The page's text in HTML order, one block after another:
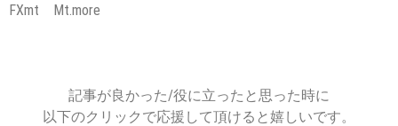
FXmt Mt.more
記事が良かった/役に立ったと思った時に
以下のクリックで応援して頂けると嬉しいです。